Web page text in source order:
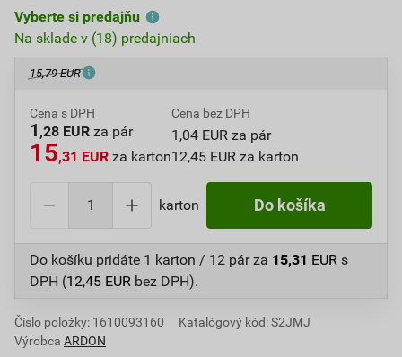
Vyberte si predajňu
Na sklade v (18) predajniach
15,79 EUR
Cena s DPH
1 ,28 EUR za pár
15,31 EUR za karton
Cena bez DPH
1,04 EUR za pár
12,45 EUR za karton
karton Do košíka
Do košíku pridáte 1 karton / 12 párza 15,31 EUR s
DPH (12,45 EUR bez DPH).
Číslo položky: 1610093160
Katalógový kód: S2JMJ
Výrobca ARDON